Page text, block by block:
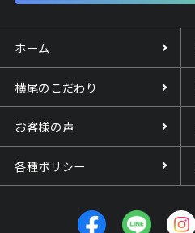
ホーム
横尾のこだわり
お客様の声
各種ポリシー